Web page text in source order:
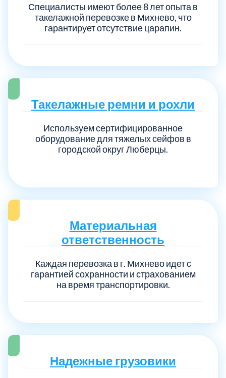
Специалисты имеют более 8 лет опыта в
такелажной перевозке в Михнево, что
гарантирует отсутствие царапин.
Такелажные ремни и рохли
Используем сертифицированное
оборудование для тяжелых сейфов в
городской округ Люберцы.
Материальная
ответственность
Каждая перевозка в г. Михнево идет с
гарантией сохранности и страхованием
на время транспортировки.
Надежные грузовики